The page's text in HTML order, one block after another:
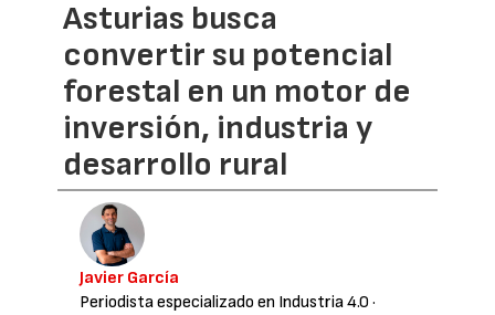
Asturias busca
convertir su potencial
forestal en un motor de
inversión, industria y
desarrollo rural
Javier García
Periodista especializado en Industria 4.0 ·